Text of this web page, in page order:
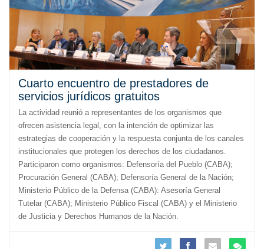
Cuarto encuentro de prestadores de
servicios jurídicos gratuitos
La actividad reunió a representantes de los organismos que
ofrecen asistencia legal, con la intención de optimizar las
estrategias de cooperación y la respuesta conjunta de los canales
institucionales que protegen los derechos de los ciudadanos.
Participaron como organismos: Defensoría del Pueblo (CABA);
Procuración General (CABA); Defensoría General de la Nación;
Ministerio Público de la Defensa (CABA): Asesoría General
Tutelar (CABA); Ministerio Público Fiscal (CABA) y el Ministerio
de Justicia y Derechos Humanos de la Nación.